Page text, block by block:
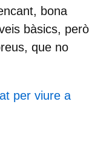
bona
bàsics, però
que no
per viure a